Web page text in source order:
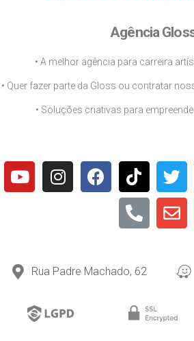
Agência
• A melhor agência para carreira
• Quer fazer parte da Gloss ou contratar
• Soluções criativas para
Rua Padre Machado, 62